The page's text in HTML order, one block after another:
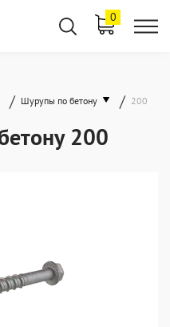
0
/ Шурупы по бетону / 200
200